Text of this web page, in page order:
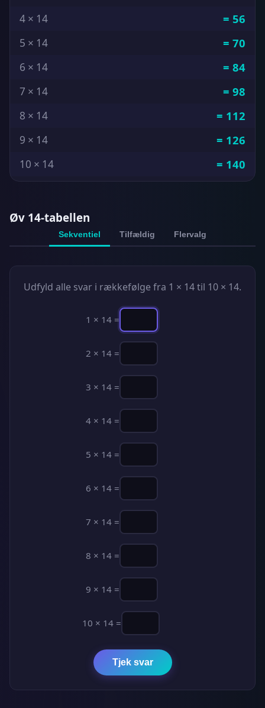
4 × 14 = 56
5 × 14 = 70
6 × 14 = 84
7 × 14 = 98
8 × 14 = 112
9 × 14 = 126
10 × 14 = 140
Øv 14-tabellen
Sekventiel Tilfældig Flervalg
Udfyld alle svar i rækkefølge fra 1 × 14 til 10 × 14.
1 × 14 =
2 × 14 =
3 × 14 =
4 × 14 =
5 × 14 =
6 × 14 =
7 × 14 =
8 × 14 =
9 × 14 =
10 × 14 =
Tjek svar